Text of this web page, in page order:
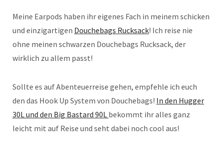
Meine Earpods haben ihr eigenes Fach in meinem schicken
und einzigartigen Douchebags Rucksack! Ich reise nie
ohne meinen schwarzen Douchebags Rucksack, der
wirklich zu allem passt!
Sollte es auf Abenteuerreise gehen, empfehle ich euch
den das Hook Up System von Douchebags! In den Hugger
30L und den Big Bastard 90L bekommt ihr alles ganz
leicht mit auf Reise und seht dabei noch cool aus!